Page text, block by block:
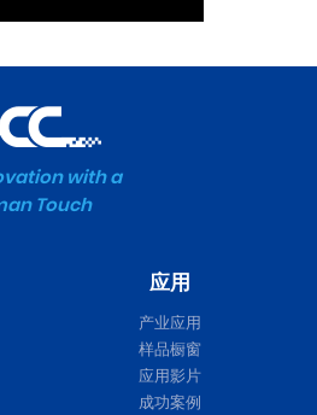
with a
Touch
应用
产业应用
样品橱窗
应用影片
成功案例